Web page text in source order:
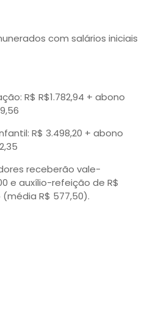
com salários iniciais
R$ R$1.782,94 + abono
R$ 3.498,20 + abono
receberão vale-
e auxílio-refeição de R$
R$ 577,50).